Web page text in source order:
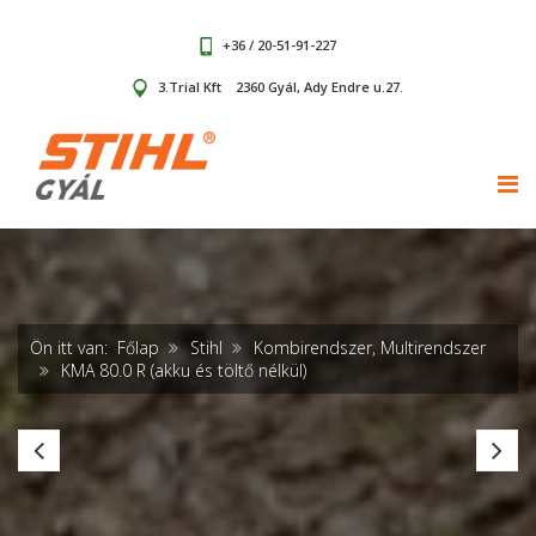
+36 / 20-51-91-227
3.Trial Kft 2360 Gyál, Ady Endre u.27.
Ön itt van: Főlap Stihl
Kombirendszer, Multirendszer
KMA 80.0 R (akku és töltő nélkül)
BF-
KM
talajmaró
R